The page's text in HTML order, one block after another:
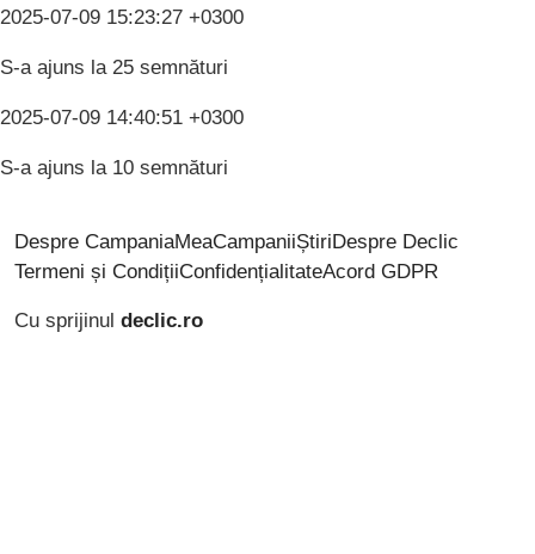
2025-07-09 15:23:27 +0300
S-a ajuns la 25 semnături
2025-07-09 14:40:51 +0300
S-a ajuns la 10 semnături
Despre CampaniaMeaCampaniiȘtiriDespre Declic
Termeni și CondițiiConfidențialitateAcord GDPR
Cu sprijinul declic.ro